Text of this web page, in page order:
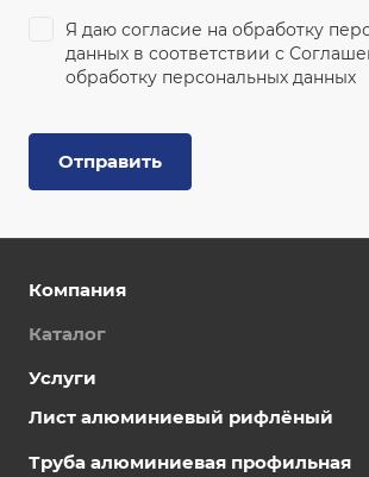
Я даю согласие на обработку
данных в соответствии с
обработку персональных данных
Отправить
Компания
Каталог
Услуги
Лист алюминиевый рифлёный
Труба алюминиевая профильная